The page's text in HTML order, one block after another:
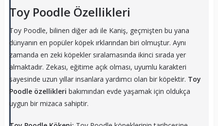
Toy Poodle Özellikleri
Toy Poodle, bilinen diğer adı ile Kaniş, geçmişten bu yana
dünyanın en popüler köpek ırklarından biri olmuştur. Aynı
zamanda en zeki köpekler sıralamasında ikinci sırada yer
almaktadır. Zekası, eğitime açık olması, uyumlu karakteri
sayesinde uzun yıllar insanlara yardımcı olan bir köpektir. Toy
Poodle özellikleri bakımından evde yaşamak için oldukça
uygun bir mizaca sahiptir.